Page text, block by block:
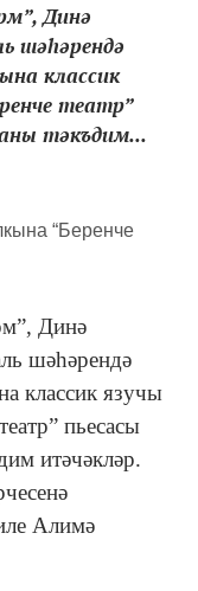
Динә
шәһәрендә
классик
театр”
тәкъдим...
Динә
шәһәрендә
классик язучы
пьесасы
итәчәкләр.
Алимә